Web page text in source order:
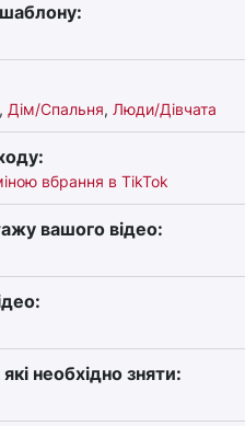
, Дім/Спальня, Люди/Дівчата
вбрання в TikTok
вашого відео:
необхідно зняти: